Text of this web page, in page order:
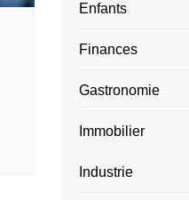
Enfants
Finances
Gastronomie
Immobilier
Industrie